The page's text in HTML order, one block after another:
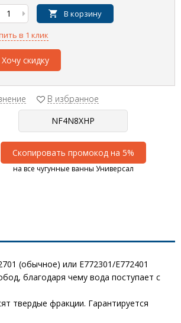
В корзину
в 1 клик
Хочу скидку
В избранное
Скопировать промокод на 5%
на все чугунные ванны Универсал
(обычное) или E772301/E772401
благодаря чему вода поступает с
твердые фракции. Гарантируется